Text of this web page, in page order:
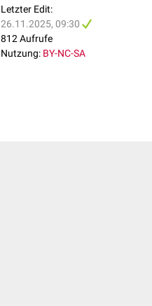
Letzter Edit:
26.11.2025, 09:30
812 Aufrufe
Nutzung: BY-NC-SA